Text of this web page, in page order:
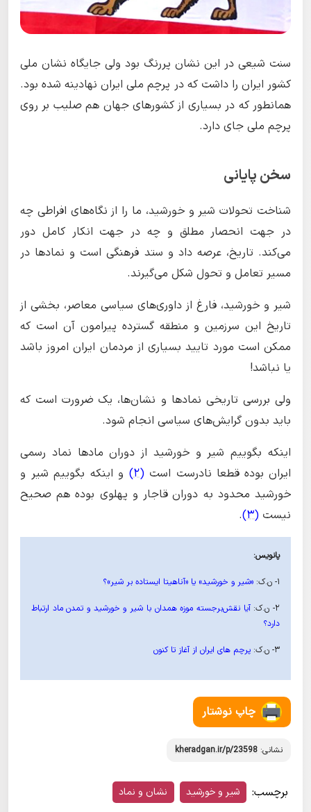
سنت شیعی در این نشان پررنگ بود ولی جایگاه نشان ملی
کشور ایران را داشت که در پرچم ملی ایران نهادینه شده بود.
همانطور که در بسیاری از کشورهای جهان هم صلیب بر روی
پرچم ملی جای دارد.
سخن پایانی
شناخت تحولات شیر و خورشید، ما را از نگاه‌های افراطی چه
در جهت انحصار مطلق و چه در جهت انکار کامل دور
می‌کند. تاریخ، عرصه داد و ستد فرهنگی است و نمادها در
مسیر تعامل و تحول شکل می‌گیرند.
شیر و خورشید، فارغ از داوری‌های سیاسی معاصر، بخشی از
تاریخ این سرزمین و منطقه گسترده پیرامون آن است که
ممکن است مورد تایید بسیاری از مردمان ایران امروز باشد
یا نباشد!
ولی بررسی تاریخی نمادها و نشان‌ها، یک ضرورت است که
باید بدون گرایش‌های سیاسی انجام شود.
اینکه بگوییم شیر و خورشید از دوران مادها نماد رسمی
ایران بوده قطعا نادرست است(2)
و اینکه بگوییم شیر و
خورشید محدود به دوران قاجار و پهلوی بوده هم صحیح
نیست (3)
.
پانویس:
۱- ن.ک: «شیر و خورشید» یا «آناهیتا ایستاده بر شیر»؟
۲- ن.ک:
آیا نقش‌برجسته موزه همدان با شیر و خورشید و تمدن ماد ارتباط
دارد؟
۳- ن.ک: پرچم های ایران از آغاز تا کنون
چاپ نوشتار
نشانی: kheradgan.ir/p/23598
برچسب: شیر و خورشید نشان و نماد